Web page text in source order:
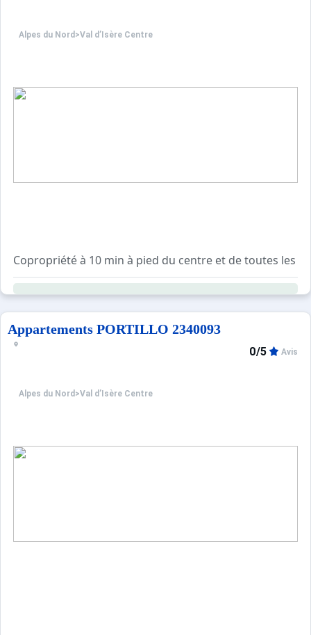
Alpes du Nord >Val d’Isère Centre
Copropriété à 10 min à pied du centre et de toutes les
Résidence avec ascenseur, sécurisée avec digicode et
Casiers à ski et local poubelle au rez-de-chaussée du
Navette gratuite devant la résidence en direction de la
Appartements PORTILLO 2340093
Alpes du Nord >Val d’Isère Centre
0/5 Avis